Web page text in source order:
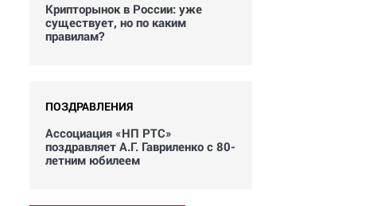
Крипторынок в России: уже
существует, но по каким
правилам?
ПОЗДРАВЛЕНИЯ
Ассоциация «НП РТС»
поздравляет А.Г. Гавриленко с 80-
летним юбилеем